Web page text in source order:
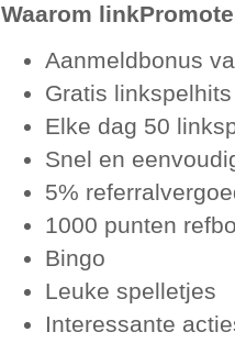
Waarom
Aanmeldbonus
Gratis
Elke dag 50
Snel en
5%
1000 punten
Bingo
Leuke spelletjes
Interessante